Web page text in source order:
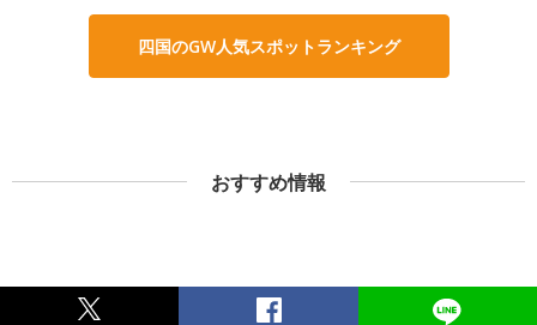
四国のGW人気スポットランキング
おすすめ情報